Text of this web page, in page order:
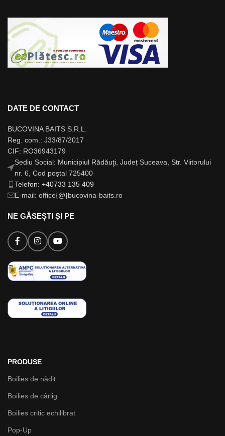
DATE DE CONTACT
BUCOVINA BAITS S.R.L.
Reg. com.: J33/87/2017
CIF: RO36943179
Sediu Social: Municipiul Rădăuţi, Județ Suceava, Str. Viitorului
nr. 6, Cod poștal 725400
Telefon: +40733 135 409
E-mail: office{@}bucovina-baits.ro
NE GĂSEȘTI ȘI PE
PRODUSE
Boilies de nădit
Boilies de cârlig
Boilies critic echilibrat
Pop-Up